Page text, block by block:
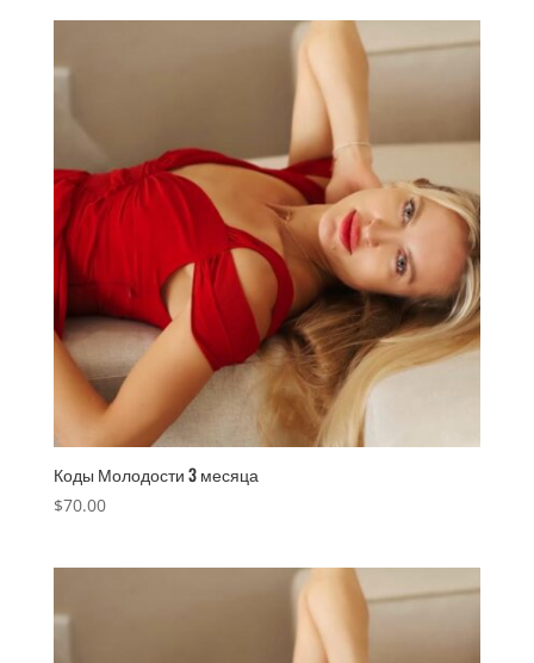
Коды Молодости 3 месяца
$70.00